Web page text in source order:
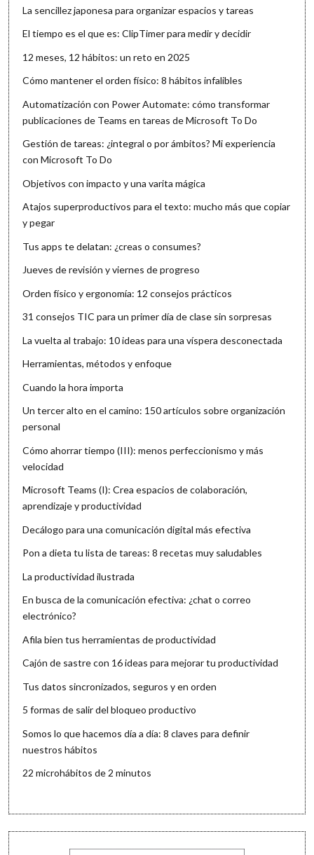
La sencillez japonesa para organizar espacios y tareas
El tiempo es el que es: ClipTimer para medir y decidir
12 meses, 12 hábitos: un reto en 2025
Cómo mantener el orden físico: 8 hábitos infalibles
Automatización con Power Automate: cómo transformar
publicaciones de Teams en tareas de Microsoft To Do
Gestión de tareas: ¿integral o por ámbitos? Mi experiencia
con Microsoft To Do
Objetivos con impacto y una varita mágica
Atajos superproductivos para el texto: mucho más que copiar
y pegar
Tus apps te delatan: ¿creas o consumes?
Jueves de revisión y viernes de progreso
Orden físico y ergonomía: 12 consejos prácticos
31 consejos TIC para un primer día de clase sin sorpresas
La vuelta al trabajo: 10 ideas para una víspera desconectada
Herramientas, métodos y enfoque
Cuando la hora importa
Un tercer alto en el camino: 150 artículos sobre organización
personal
Cómo ahorrar tiempo (III): menos perfeccionismo y más
velocidad
Microsoft Teams (I): Crea espacios de colaboración,
aprendizaje y productividad
Decálogo para una comunicación digital más efectiva
Pon a dieta tu lista de tareas: 8 recetas muy saludables
La productividad ilustrada
En busca de la comunicación efectiva: ¿chat o correo
electrónico?
Afila bien tus herramientas de productividad
Cajón de sastre con 16 ideas para mejorar tu productividad
Tus datos sincronizados, seguros y en orden
5 formas de salir del bloqueo productivo
Somos lo que hacemos día a día: 8 claves para definir
nuestros hábitos
22 microhábitos de 2 minutos